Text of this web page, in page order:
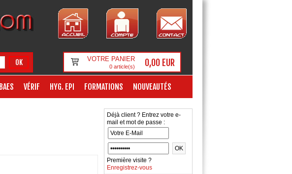
OK VOTRE PANIER
0article(s) 0,00 EUR
BAES VÉRIF HYG. EPI FORMATIONS NOUVEAUTÉS
Déjà client ? Entrez votre e-
mail et mot de passe :
Première visite ?
Enregistrez-vous